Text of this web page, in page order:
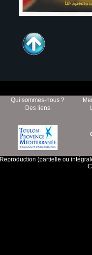
Qui sommes-nous ?
Des liens
(partielle ou